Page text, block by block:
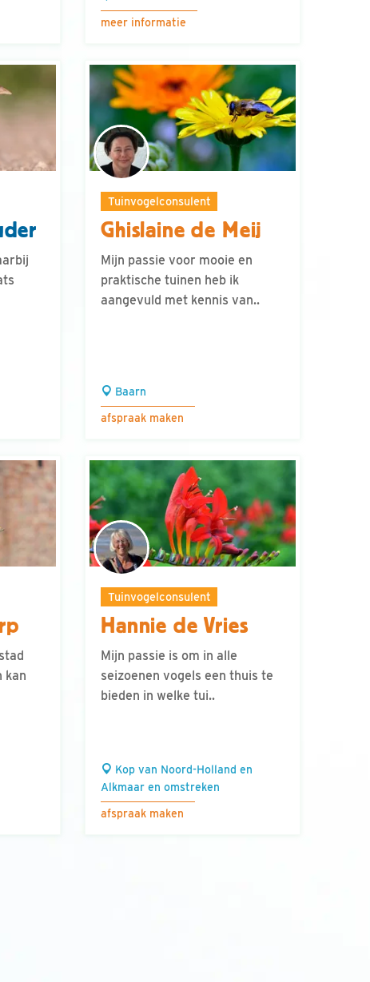
meer informatie
Tuinvogelconsulent
Ghislaine de Meij
Mijn passie voor mooie en
praktische tuinen heb ik
aangevuld met kennis van..
Baarn
afspraak maken
kan
Tuinvogelconsulent
Hannie de Vries
Mijn passie is om in alle
seizoenen vogels een thuis te
bieden in welke tui..
Kop van Noord-Holland en
Alkmaar en omstreken
afspraak maken